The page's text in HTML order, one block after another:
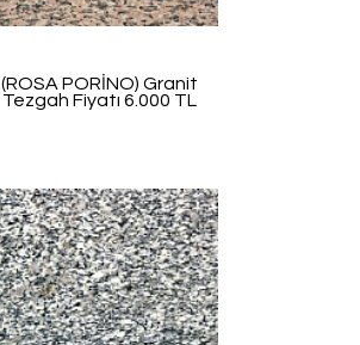
(ROSA PORİNO) Granit
Tezgah Fiyatı 6.000 TL